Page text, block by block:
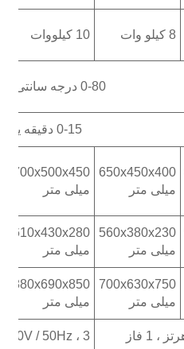
8 کیلو وات 10 کیلووات
0-80 درجه سانتی گراد
0-15 دقیقه یا
650x450x400
میلی متر
700x500x450
میلی متر
560x380x230
میلی متر
610x430x280
میلی متر
700x630x750
میلی متر
880x690x850
میلی متر
380V / 50Hz ، 3 فاز